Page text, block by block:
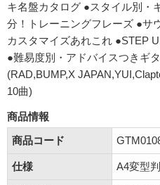
キ名盤カタログ ●スタイル別・
分！トレーニングフレーズ ●サ
カスタマイズあれこれ ●STEP
●難易度別・アドバイスつきギ
(RAD,BUMP,X
10曲)
商品情報
商品コード
仕様 A4変型